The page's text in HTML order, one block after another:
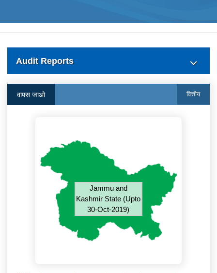
Audit Reports
वापस जाओ वित्तीय
Jammu and
Kashmir State (Upto
30-Oct-2019)